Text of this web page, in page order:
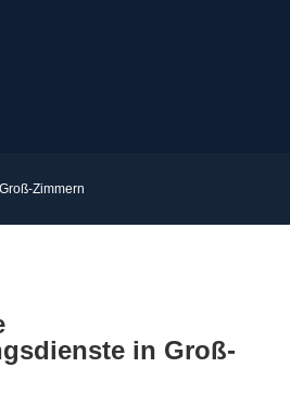
Zimmern
in Groß-